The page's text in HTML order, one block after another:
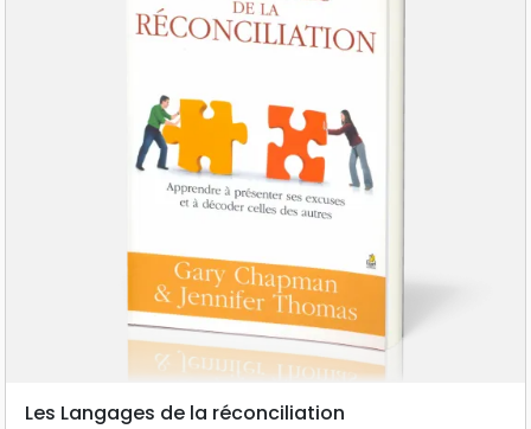
Les Langages de la réconciliation